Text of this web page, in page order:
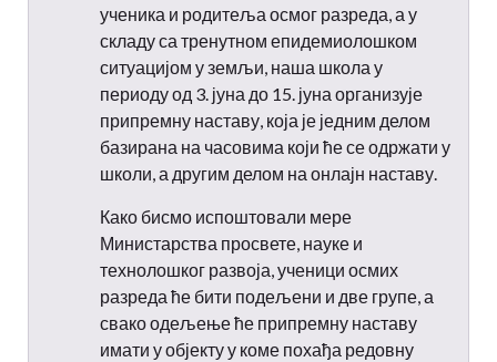
ученика и родитеља осмог разреда, а у
складу са тренутном епидемиолошком
ситуацијом у земљи, наша школа у
периоду од 3. јуна до 15. јуна организује
припремну наставу, која је једним делом
базирана на часовима који ће се одржати у
школи, а другим делом на онлајн наставу.
Како бисмо испоштовали мере
Министарства просвете, науке и
технолошког развоја, ученици осмих
разреда ће бити подељени и две групе, а
свако одељење ће припремну наставу
имати у објекту у коме похађа редовну